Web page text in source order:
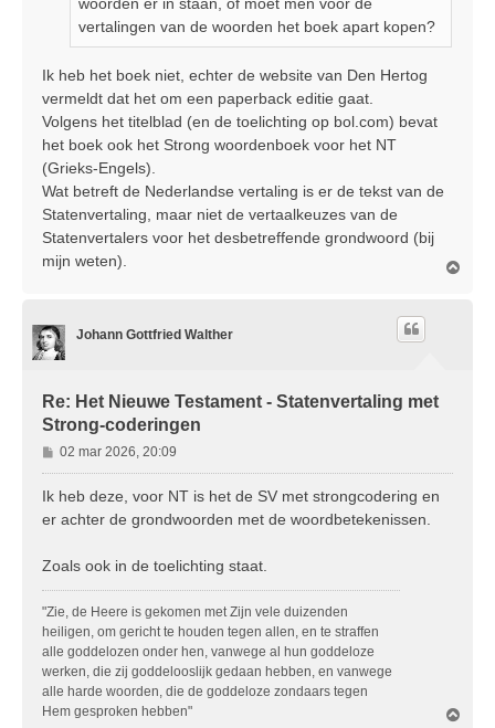
vertalingen van de woorden het boek apart kopen?
Ik heb het boek niet, echter de website van Den Hertog
vermeldt dat het om een paperback editie gaat.
Volgens het titelblad (en de toelichting op bol.com) bevat
het boek ook het Strong woordenboek voor het NT
(Grieks-Engels).
Wat betreft de Nederlandse vertaling is er de tekst van de
Statenvertaling, maar niet de vertaalkeuzes van de
Statenvertalers voor het desbetreffende grondwoord (bij
mijn weten).
Johann Gottfried Walther
Re: Het Nieuwe Testament - Statenvertaling met
Strong-coderingen
B
e
t
02 mar 2026, 20:09
Ik heb deze, voor NT is het de SV met strongcodering en
er achter de grondwoorden met de woordbetekenissen.
Zoals ook in de toelichting staat.
"Zie, de Heere is gekomen met Zijn vele duizenden
heiligen, om gericht te houden tegen allen, en te straffen
alle goddelozen onder hen, vanwege al hun goddeloze
werken, die zij goddelooslijk gedaan hebben, en vanwege
alle harde woorden, die de goddeloze zondaars tegen
Hem gesproken hebben"